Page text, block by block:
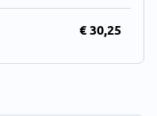
€ 30,25